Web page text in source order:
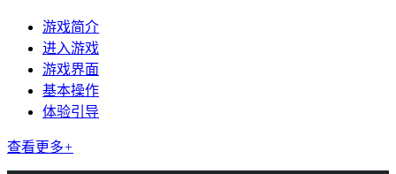
游戏简介
进入游戏
游戏界面
基本操作
体验引导
查看更多+